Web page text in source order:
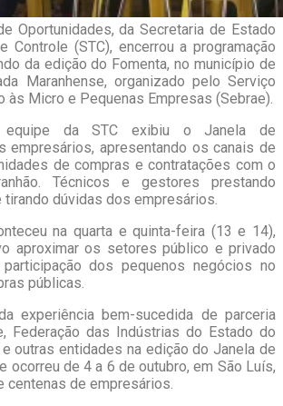
Oportunidades, da Secretaria de Estado
Controle (STC), encerrou a programação
da edição do Fomenta, no município de
Maranhense, organizado pelo Serviço
às Micro e Pequenas Empresas (Sebrae).
equipe da STC exibiu o Janela de
empresários, apresentando os canais de
de compras e contratações com o
Técnicos e gestores prestando
dúvidas dos empresários.
na quarta e quinta-feira (13 e 14),
aproximar os setores público e privado
dos pequenos negócios no
públicas.
experiência bem-sucedida de parceria
Federação das Indústrias do Estado do
e outras entidades na edição do Janela de
ocorreu de 4 a 6 de outubro, em São Luís,
centenas de empresários.